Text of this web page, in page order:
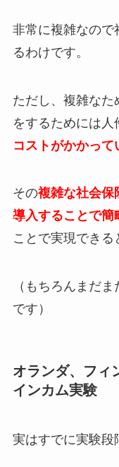
非常に複雑なので
るわけです。
ただし、複雑なた
をするためには人
コストがかかって
その複雑な社会保
導入することで簡
ことで実現できる
（もちろんまだ
です）
オランダ、フィ
インカム実験
実はすでに実験段